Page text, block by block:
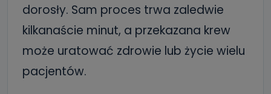
dorosły. Sam proces trwa zaledwie
kilkanaście minut, a przekazana krew
może uratować zdrowie lub życie wielu
pacjentów.